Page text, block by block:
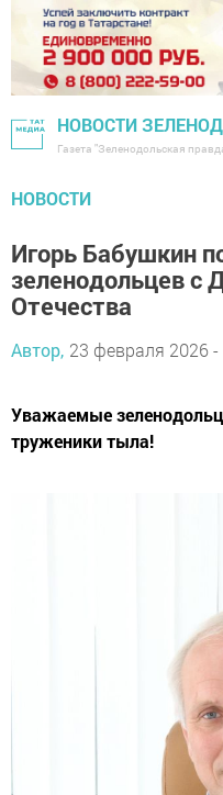
НОВОСТИ
Газета "Зеленодольская
НОВОСТИ
Игорь Бабушкин
зеленодольцев с
Отечества
Автор, 23 февраля 2026 -
Уважаемые
труженики тыла!